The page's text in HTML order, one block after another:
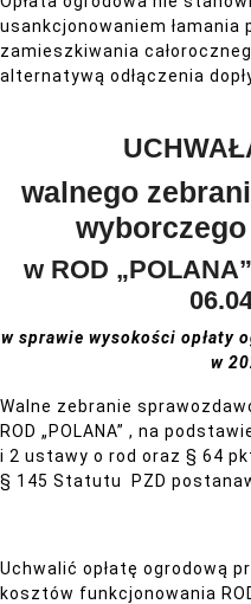
usankcjonowaniem łamania
zamieszkiwania
alternatywą odłączenia
walnego
wyborczego
w ROD
w sprawie wysokości opłaty
w
Walne zebranie
ROD „POLANA” , na
i 2 ustawy o rod oraz § 64
§ 145 Statutu PZD
Uchwalić opłatę ogrodową
kosztów funkcjonowania